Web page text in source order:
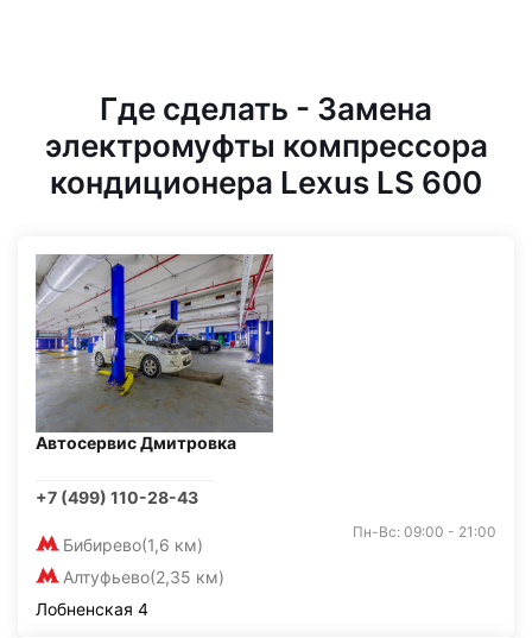
Где сделать - Замена
электромуфты компрессора
кондиционера Lexus LS 600
Автосервис Дмитровка
+7 (499) 110-28-43
Бибирево(1,6 км)
Алтуфьево(2,35 км)
Пн-Вс: 09:00 - 21:00
Лобненская 4